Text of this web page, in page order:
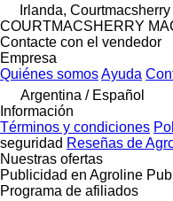
Irlanda, Courtmacsherry
COURTMACSHERRY
Contacte con el vendedor
Empresa
Quiénes somosAyuda
Argentina / Español
Información
Términos y condiciones
seguridad Reseñas de
Nuestras ofertas
Publicidad en Agroline
Programa de afiliados